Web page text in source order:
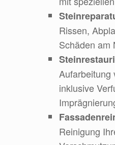
Rissen,
Schäden am
Aufarbeitung
inklusive
Reinigung